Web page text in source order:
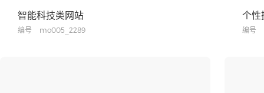
智能科技类网站
编号 mo005_2289
个性
编号